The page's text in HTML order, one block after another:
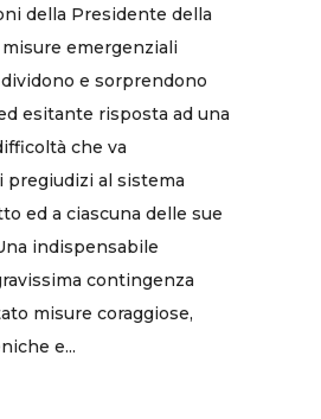
della Presidente della
misure emergenziali
e sorprendono
esitante risposta ad una
che va
pregiudizi al sistema
ed a ciascuna delle sue
indispensabile
contingenza
misure coraggiose,
e...